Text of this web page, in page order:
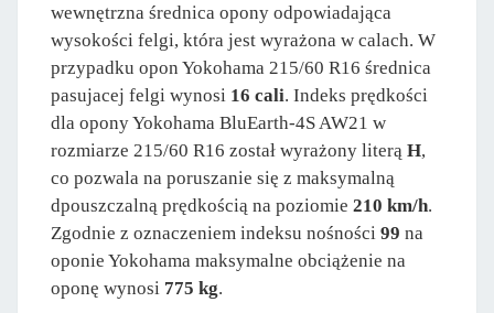
wewnętrzna średnica opony odpowiadająca
wysokości felgi, która jest wyrażona w calach. W
przypadku opon Yokohama 215/60 R16 średnica
pasujacej felgi wynosi 16 cali. Indeks prędkości
dla opony Yokohama BluEarth-4S AW21 w
rozmiarze 215/60 R16 został wyrażony literą H,
co pozwala na poruszanie się z maksymalną
dpouszczalną prędkością na poziomie 210 km/h.
Zgodnie z oznaczeniem indeksu nośności 99 na
oponie Yokohama maksymalne obciążenie na
oponę wynosi 775 kg.